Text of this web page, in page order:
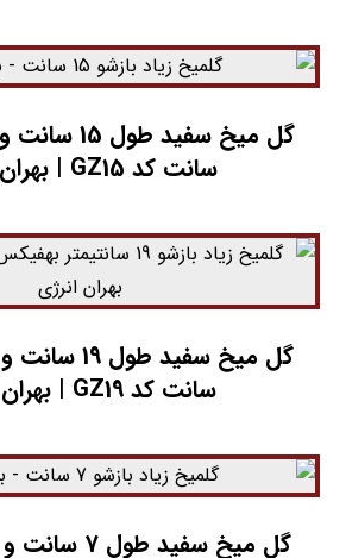
سانت کد GZ15 | بهران انرژی
سانت کد GZ19 | بهران انرژی